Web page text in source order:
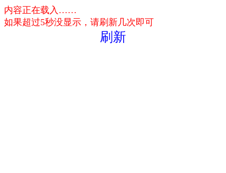
内容正在载入……
如果超过5秒没显示，请刷新几次即可
刷新